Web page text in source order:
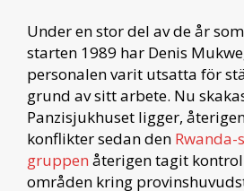
Under en stor del av de år
starten 1989 har Denis
personalen varit utsatta för
grund av sitt arbete. Nu
Panzisjukhuset ligger,
konflikter sedan den
gruppen återigen tagit
områden kring